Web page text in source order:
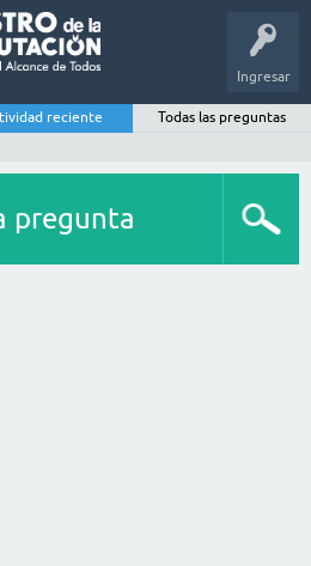
Ingresar
reciente
Todas las preguntas
pregunta